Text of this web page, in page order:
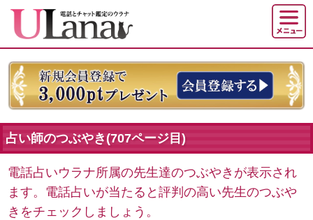
占い師のつぶやき(707ページ目)
電話占いウラナ所属の先生達のつぶやきが表示され
ます。電話占いが当たると評判の高い先生のつぶや
きをチェックしましょう。